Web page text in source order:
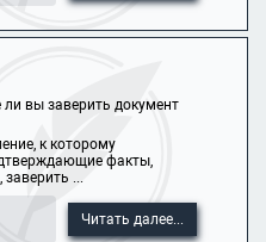
вы заверить документ
к которому
факты,
...
Читать далее...